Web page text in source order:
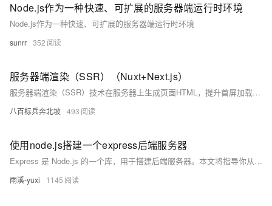
Node.js作为一种快速、可扩展的服务器端运行时环境
Node.js作为一种快速、可扩展的服务器端运行时环境
sunrr 352
服务器端渲染（SSR）（Nuxt+Next.js）
服务器端渲染（SSR）技术在服务器上生成页面HTML，提升首屏加载速度和SEO效果。Nuxt.js和Next.js分别是基于Vue.js和React.js的流行SSR框架。Nuxt.js提供自动化路由管理、页面级数据获取和布局系统，支持SSR和静态站点生成。Next.js支持SSR、静态生成和文件系统路由，通过`getServerSideProps`和`getStaticProps`实现数据获取。SSR的优点包括首屏加载快、SEO友好和适合复杂页面，但也会增加服务器压力、开发限制和调试难度。选择框架时，可根据项目需求和技术栈决定使用Nuxt.js或Next.js。
八百标兵奔北坡 493
使用node.js搭建一个express后端服务器
Express 是 Node.js 的一个库，用于搭建后端服务器。本文将指导你从零开始构建一个简易的 Express 服务器，包括项目初始化、代码编写、服务启动与项目结构优化。通过创建 handler 和 router 文件夹分离路由和处理逻辑，使项目更清晰易维护。最后，通过 Postman 测试确保服务正常运行。
雨溪-yuxi 1145